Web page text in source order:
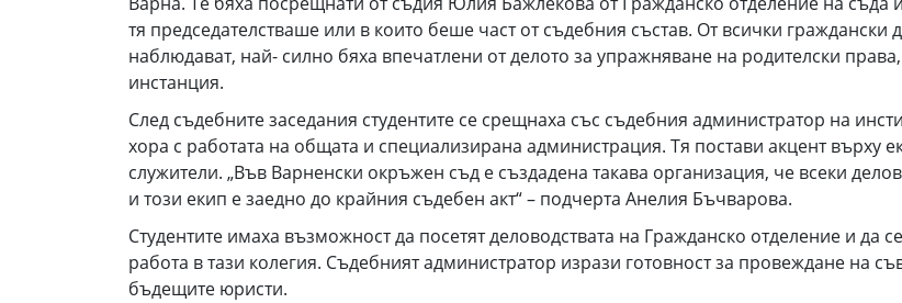
тя председателстваше или в които беше част от съдебния състав. От всички граждански
наблюдават, най- силно бяха впечатлени от делото за упражняване на родителски
инстанция.
След съдебните заседания студентите се срещнаха със съдебния администратор на
хора с работата на общата и специализирана администрация. Тя постави акцент върху
служители. „Във Варненски окръжен съд е създадена такава организация, че всеки
и този екип е заедно до крайния съдебен акт“ – подчерта Анелия Бъчварова.
Студентите имаха възможност да посетят деловодствата на Гражданско отделение и да
работа в тази колегия. Съдебният администратор изрази готовност за провеждане на
бъдещите юристи.